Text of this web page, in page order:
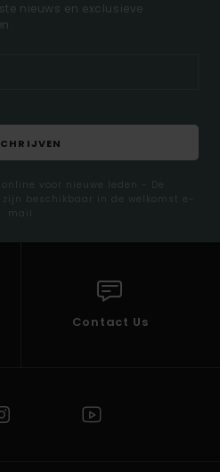
nieuws en exclusieve
voor nieuwe leden - De
beschikbaar in de welkomst e-
mail
Contact Us